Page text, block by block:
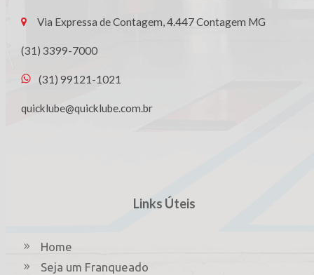
Via Expressa de Contagem, 4.447 Contagem MG
(31) 3399-7000
(31) 99121-1021
quicklube@quicklube.com.br
Links Úteis
Home
Seja um Franqueado